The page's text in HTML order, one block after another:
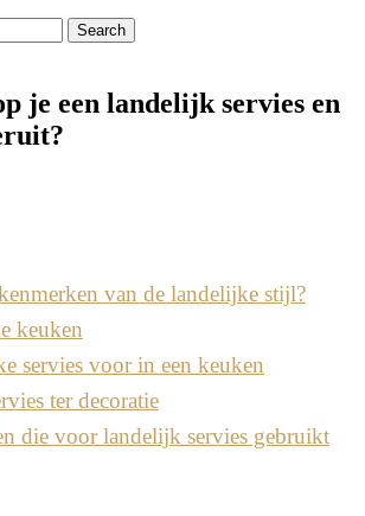
Search
je een landelijk servies en
van de landelijke stijl?
keuken
servies voor in een keuken
ter decoratie
die voor landelijk servies gebruikt